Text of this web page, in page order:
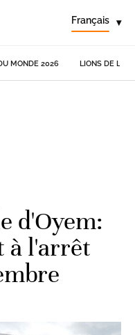
Français ▾
MONDE 2026 LIONS DE
d'Oyem:
à l'arrêt